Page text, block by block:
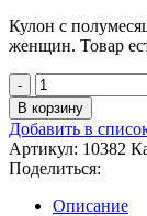
Кулон с
женщин. Товар
В корзину
Добавить в
Артикул: 10382
Поделиться:
Описание